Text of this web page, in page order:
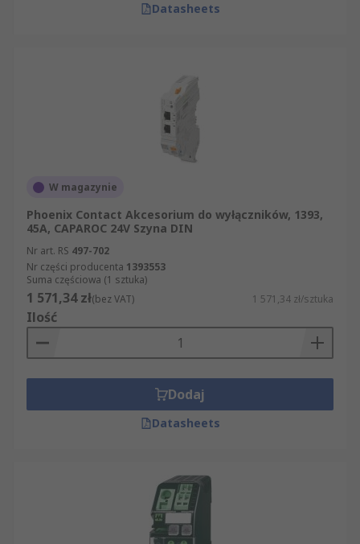
Datasheets
W magazynie
Phoenix Contact Akcesorium do wyłączników, 1393,
45A, CAPAROC 24V Szyna DIN
Nr art. RS 497-702
Nr części producenta 1393553
Suma częściowa (1 sztuka)
1 571,34 zł(bez VAT) 1 571,34 zł/sztuka
Ilość
Dodaj
Datasheets